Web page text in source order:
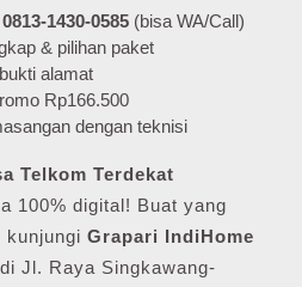
0813-1430-0585 (bisa WA/Call)
& pilihan paket
alamat
Rp166.500
dengan teknisi
Telkom Terdekat
100% digital! Buat yang
kunjungi Grapari IndiHome
di Jl. Raya Singkawang-